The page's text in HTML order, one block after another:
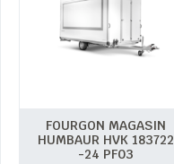
FOURGON MAGASIN
HUMBAUR HVK 183722
-24 PF03